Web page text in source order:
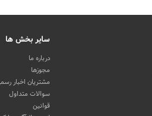
سایر بخش ها
درباره ما
مجوزها
مشتریان اخبار
سوالات متداول
قوانین